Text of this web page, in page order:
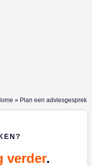
» Plan een adviesgesprek
verder.